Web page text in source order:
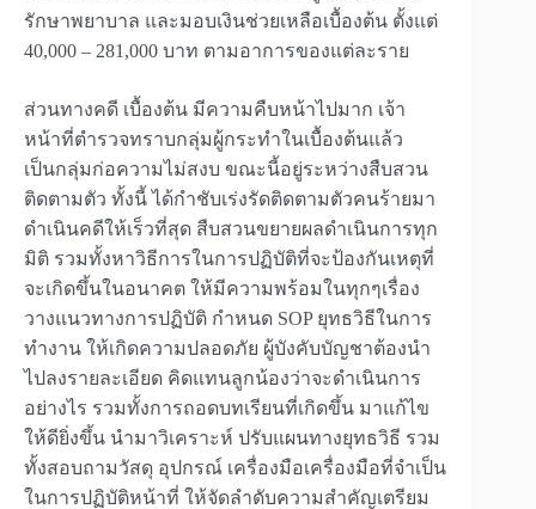
รักษาพยาบาล และมอบเงินช่วยเหลือเบื้องต้น ตั้งแต่
40,000 – 281,000 บาท ตามอาการของแต่ละราย
ส่วนทางคดี เบื้องต้น มีความคืบหน้าไปมาก เจ้า
หน้าที่ตำรวจทราบกลุ่มผู้กระทำในเบื้องต้นแล้ว
เป็นกลุ่มก่อความไม่สงบ ขณะนี้อยู่ระหว่างสืบสวน
ติดตามตัว ทั้งนี้ ได้กำชับเร่งรัดติดตามตัวคนร้ายมา
ดำเนินคดีให้เร็วที่สุด สืบสวนขยายผลดำเนินการทุก
มิติ รวมทั้งหาวิธีการในการปฏิบัติที่จะป้องกันเหตุที่
จะเกิดขึ้นในอนาคต ให้มีความพร้อมในทุกๆเรื่อง
วางแนวทางการปฏิบัติ กำหนด SOP ยุทธวิธีในการ
ทำงาน ให้เกิดความปลอดภัย ผู้บังคับบัญชาต้องนำ
ไปลงรายละเอียด คิดแทนลูกน้องว่าจะดำเนินการ
อย่างไร รวมทั้งการถอดบทเรียนที่เกิดขึ้น มาแก้ไข
ให้ดียิ่งขึ้น นำมาวิเคราะห์ ปรับแผนทางยุทธวิธี รวม
ทั้งสอบถามวัสดุ อุปกรณ์ เครื่องมือเครื่องมือที่จำเป็น
ในการปฏิบัติหน้าที่ ให้จัดลำดับความสำคัญเตรียม